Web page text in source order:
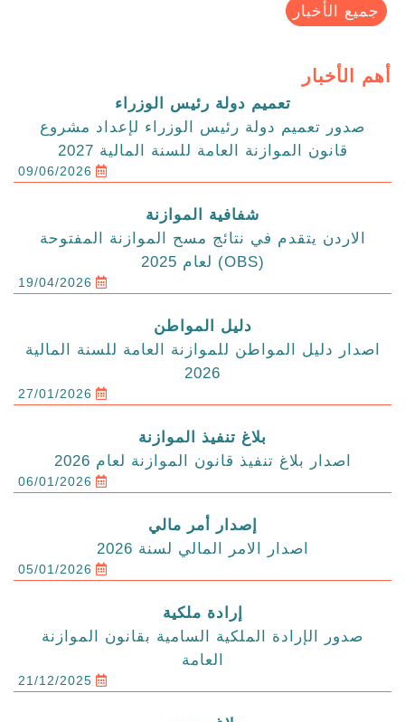
جميع الأخبار
أهم الأخبار
تعميم دولة رئيس الوزراء
صدور تعميم دولة رئيس الوزراء لإعداد مشروع
قانون الموازنة العامة للسنة المالية 2027
09/06/2026
شفافية الموازنة
الاردن يتقدم في نتائج مسح الموازنة المفتوحة
(OBS) لعام 2025
19/04/2026
دليل المواطن
اصدار دليل المواطن للموازنة العامة للسنة المالية
2026
27/01/2026
بلاغ تنفيذ الموازنة
اصدار بلاغ تنفيذ قانون الموازنة لعام 2026
06/01/2026
إصدار أمر مالي
اصدار الامر المالي لسنة 2026
05/01/2026
إرادة ملكية
صدور الإرادة الملكية السامية بقانون الموازنة
العامة
21/12/2025